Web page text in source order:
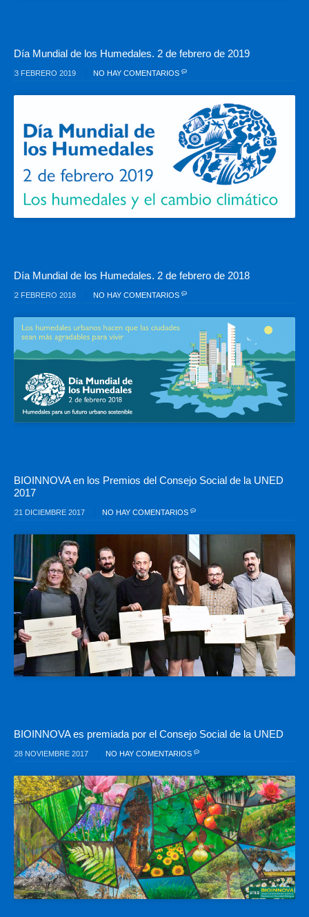
Día Mundial de los Humedales. 2 de febrero de 2019
3 FEBRERO 2019 NO HAY COMENTARIOS
Día Mundial de los Humedales. 2 de febrero de 2018
2 FEBRERO 2018 NO HAY COMENTARIOS
BIOINNOVA en los Premios del Consejo Social de la UNED
2017
21 DICIEMBRE 2017 NO HAY COMENTARIOS
BIOINNOVA es premiada por el Consejo Social de la UNED
28 NOVIEMBRE 2017 NO HAY COMENTARIOS